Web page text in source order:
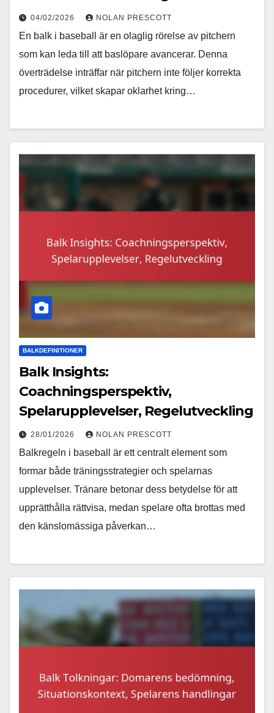
04/02/2026 NOLAN PRESCOTT
En balk i baseball är en olaglig rörelse av pitchern
som kan leda till att baslöpare avancerar. Denna
överträdelse inträffar när pitchern inte följer korrekta
procedurer, vilket skapar oklarhet kring…
BALKDEFINITIONER
Balk Insights:
Coachningsperspektiv,
Spelarupplevelser, Regelutveckling
28/01/2026 NOLAN PRESCOTT
Balkregeln i baseball är ett centralt element som
formar både träningsstrategier och spelarnas
upplevelser. Tränare betonar dess betydelse för att
upprätthålla rättvisa, medan spelare ofta brottas med
den känslomässiga påverkan…